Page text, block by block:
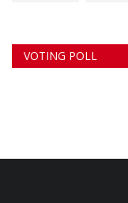
VOTING POLL